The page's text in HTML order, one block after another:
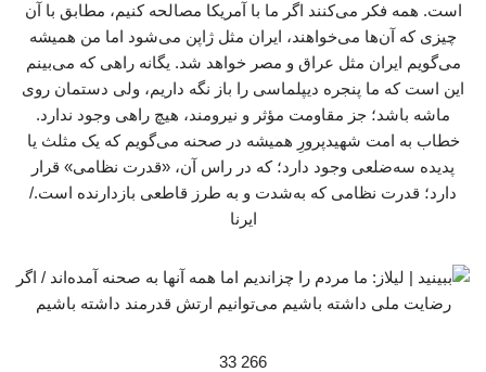
است. همه فکر می‌کنند اگر ما با آمریکا مصالحه کنیم، مطابق با آن
چیزی که آن‌ها می‌خواهند، ایران مثل ژاپن می‌شود اما من همیشه
می‌گویم ایران مثل عراق و مصر خواهد شد. یگانه راهی که می‌بینم
این است که ما پنجره دیپلماسی را باز نگه داریم، ولی دستمان روی
ماشه باشد؛ جز مقاومت مؤثر و نیرومند، هیچ راهی وجود ندارد.
خطاب به امت شهیدپرورِ همیشه در صحنه می‌گویم که یک مثلث یا
پدیده‌ سه‌ضلعی وجود دارد؛ که در راس آن، «قدرت نظامی» قرار
دارد؛ قدرت نظامی‌ که به‌شدت و به‌ طرز قاطعی بازدارنده است./
ایرنا
266 33